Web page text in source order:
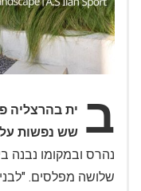
ב ית בהרצליה
שש נפשות
שלושה מפלסים.